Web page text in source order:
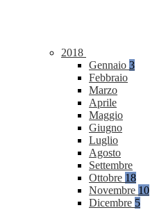
2018
Gennaio 3
Febbraio
Marzo
Aprile
Maggio
Giugno
Luglio
Agosto
Settembre
Ottobre 18
Novembre 10
Dicembre 5